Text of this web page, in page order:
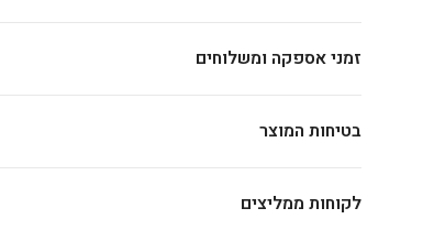
זמני אספקה ומשלוחים
בטיחות המוצר
לקוחות ממליצים